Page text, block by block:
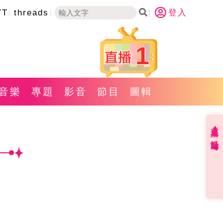
threads 登入
1
樂 專題 影音 節目 圖輯
直播✦活動